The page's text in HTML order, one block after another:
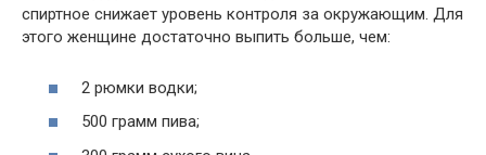
спиртное снижает уровень контроля за окружающим. Для
этого женщине достаточно выпить больше, чем:
2 рюмки водки;
500 грамм пива;